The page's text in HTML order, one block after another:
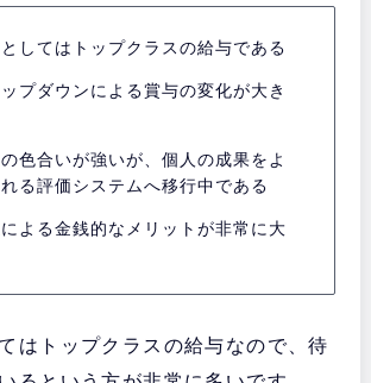
してはトップクラスの給与である
プダウンによる賞与の変化が大き
色合いが強いが、個人の成果をよ
る評価システムへ移行中である
よる金銭的なメリットが非常に大
はトップクラスの給与なので、待